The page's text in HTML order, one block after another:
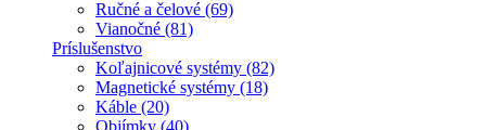
Ručné a čelové (69)
Vianočné (81)
Príslušenstvo
Koľajnicové systémy (82)
Magnetické systémy (18)
Káble (20)
Objímky (40)